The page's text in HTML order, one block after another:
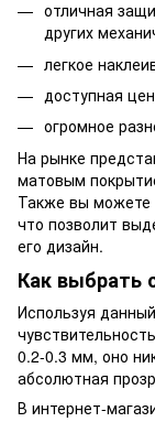
отличная
других
легкое
доступная
огромное
На рынке
матовым
Также вы можете
что позволит
его дизайн.
Как выбрать
Используя
0.2-0.3 мм, оно
абсолютная
В интернет-